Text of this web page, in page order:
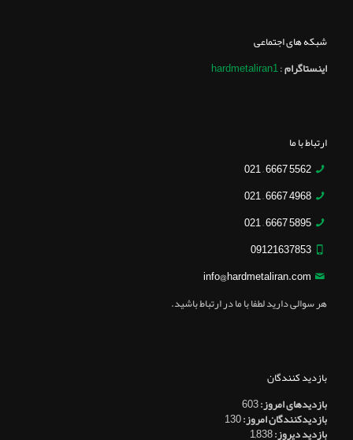
شبکه های اجتماعی
اینستاگرام:
hardmetaliran1
ارتباط با ما
5562 6667 – 021
4968 6667 – 021
5895 6667 – 021
09121637853
info@hardmetaliran.com
هر سوالی دارید لطفا با ما در ارتباط باشید.
بازدید کنندگان
بازدیدهای امروز:603
بازدیدکنندگان امروز:130
بازدید دیروز:1,838